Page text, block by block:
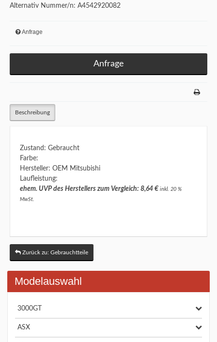
Alternativ Nummer/n: A4542920082
Anfrage
Anfrage
Beschreibung
Zustand: Gebraucht
Farbe:
Hersteller: OEM Mitsubishi
Laufleistung:
ehem. UVP des Herstellers zum Vergleich: 8,64 € inkl. 20 %
MwSt.
Zurück zu: Gebrauchtteile
Modelauswahl
3000GT
ASX